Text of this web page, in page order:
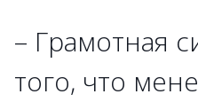
– Грамотная
того, что